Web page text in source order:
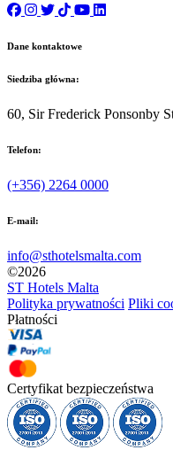
Dane kontaktowe
Siedziba główna:
60, Sir Frederick Ponsonby
Telefon:
(+356) 2264 0000
E-mail:
info@sthotelsmalta.com
©2026
ST Hotels Malta
Polityka prywatności Pliki
Płatności
Certyfikat bezpieczeństwa